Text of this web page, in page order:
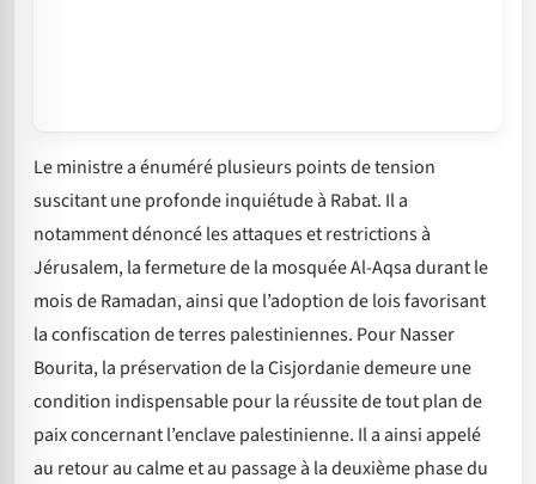
Le ministre a énuméré plusieurs points de tension
suscitant une profonde inquiétude à Rabat. Il a
notamment dénoncé les attaques et restrictions à
Jérusalem, la fermeture de la mosquée Al-Aqsa durant le
mois de Ramadan, ainsi que l’adoption de lois favorisant
la confiscation de terres palestiniennes. Pour Nasser
Bourita, la préservation de la Cisjordanie demeure une
condition indispensable pour la réussite de tout plan de
paix concernant l’enclave palestinienne. Il a ainsi appelé
au retour au calme et au passage à la deuxième phase du